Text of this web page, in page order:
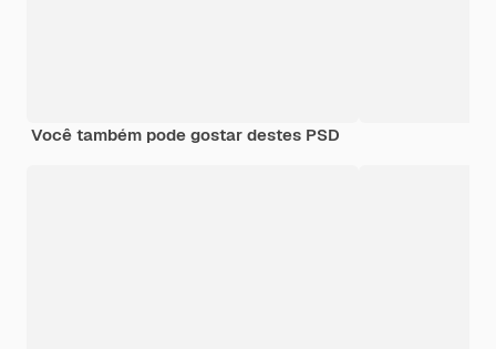
Você também pode gostar destes PSD